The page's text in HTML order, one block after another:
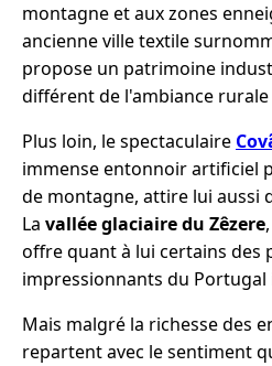
montagne et aux zones
ancienne ville textile
propose un patrimoine
différent de l'ambiance
Plus loin, le spectaculaire
immense entonnoir artificiel
de montagne, attire lui aussi
La vallée glaciaire du Zêzere
offre quant à lui certains des
impressionnants du Portugal
Mais malgré la richesse des
repartent avec le sentiment